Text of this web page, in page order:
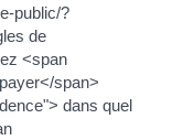
public/?
de
<span
span>
dans quel